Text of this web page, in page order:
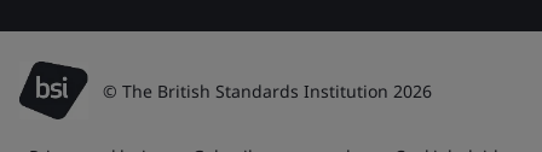
© The British Standards Institution 2026